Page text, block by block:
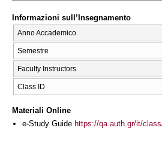
Informazioni sull’Insegnamento
Anno Accademico
Semestre
Faculty Instructors
Class ID
Materiali Online
e-Study Guide https://qa.auth.gr/it/